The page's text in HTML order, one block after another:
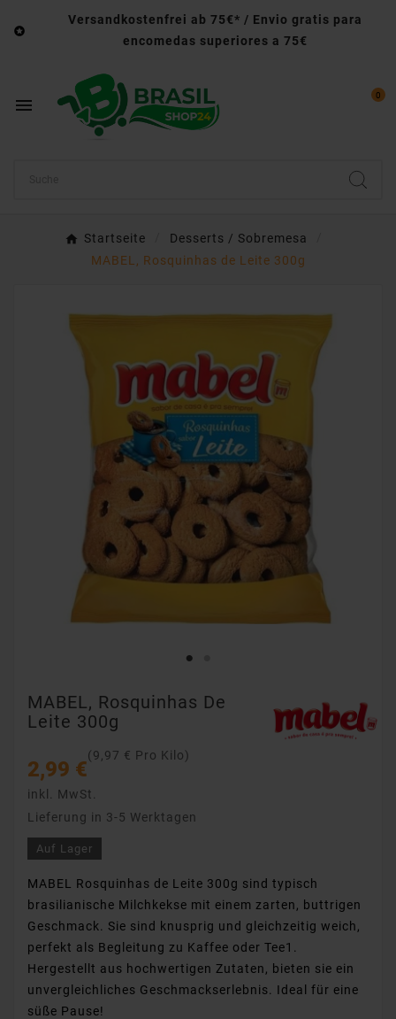

Versandkostenfrei ab 75€* / Envio gratis para
encomedas superiores a 75€
 0
Startseite
Desserts / Sobremesa
MABEL, Rosquinhas de Leite 300g
MABEL, Rosquinhas De
Leite 300g
2,99 €
(9,97 € Pro Kilo)
inkl. MwSt.
Lieferung in 3-5 Werktagen
Auf Lager
MABEL Rosquinhas de Leite 300g sind typisch
brasilianische Milchkekse mit einem zarten, buttrigen
Geschmack. Sie sind knusprig und gleichzeitig weich,
perfekt als Begleitung zu Kaffee oder Tee1.
Hergestellt aus hochwertigen Zutaten, bieten sie ein
unvergleichliches Geschmackserlebnis. Ideal für eine
süße Pause!